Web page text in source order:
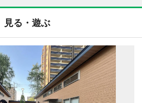
見る・遊ぶ